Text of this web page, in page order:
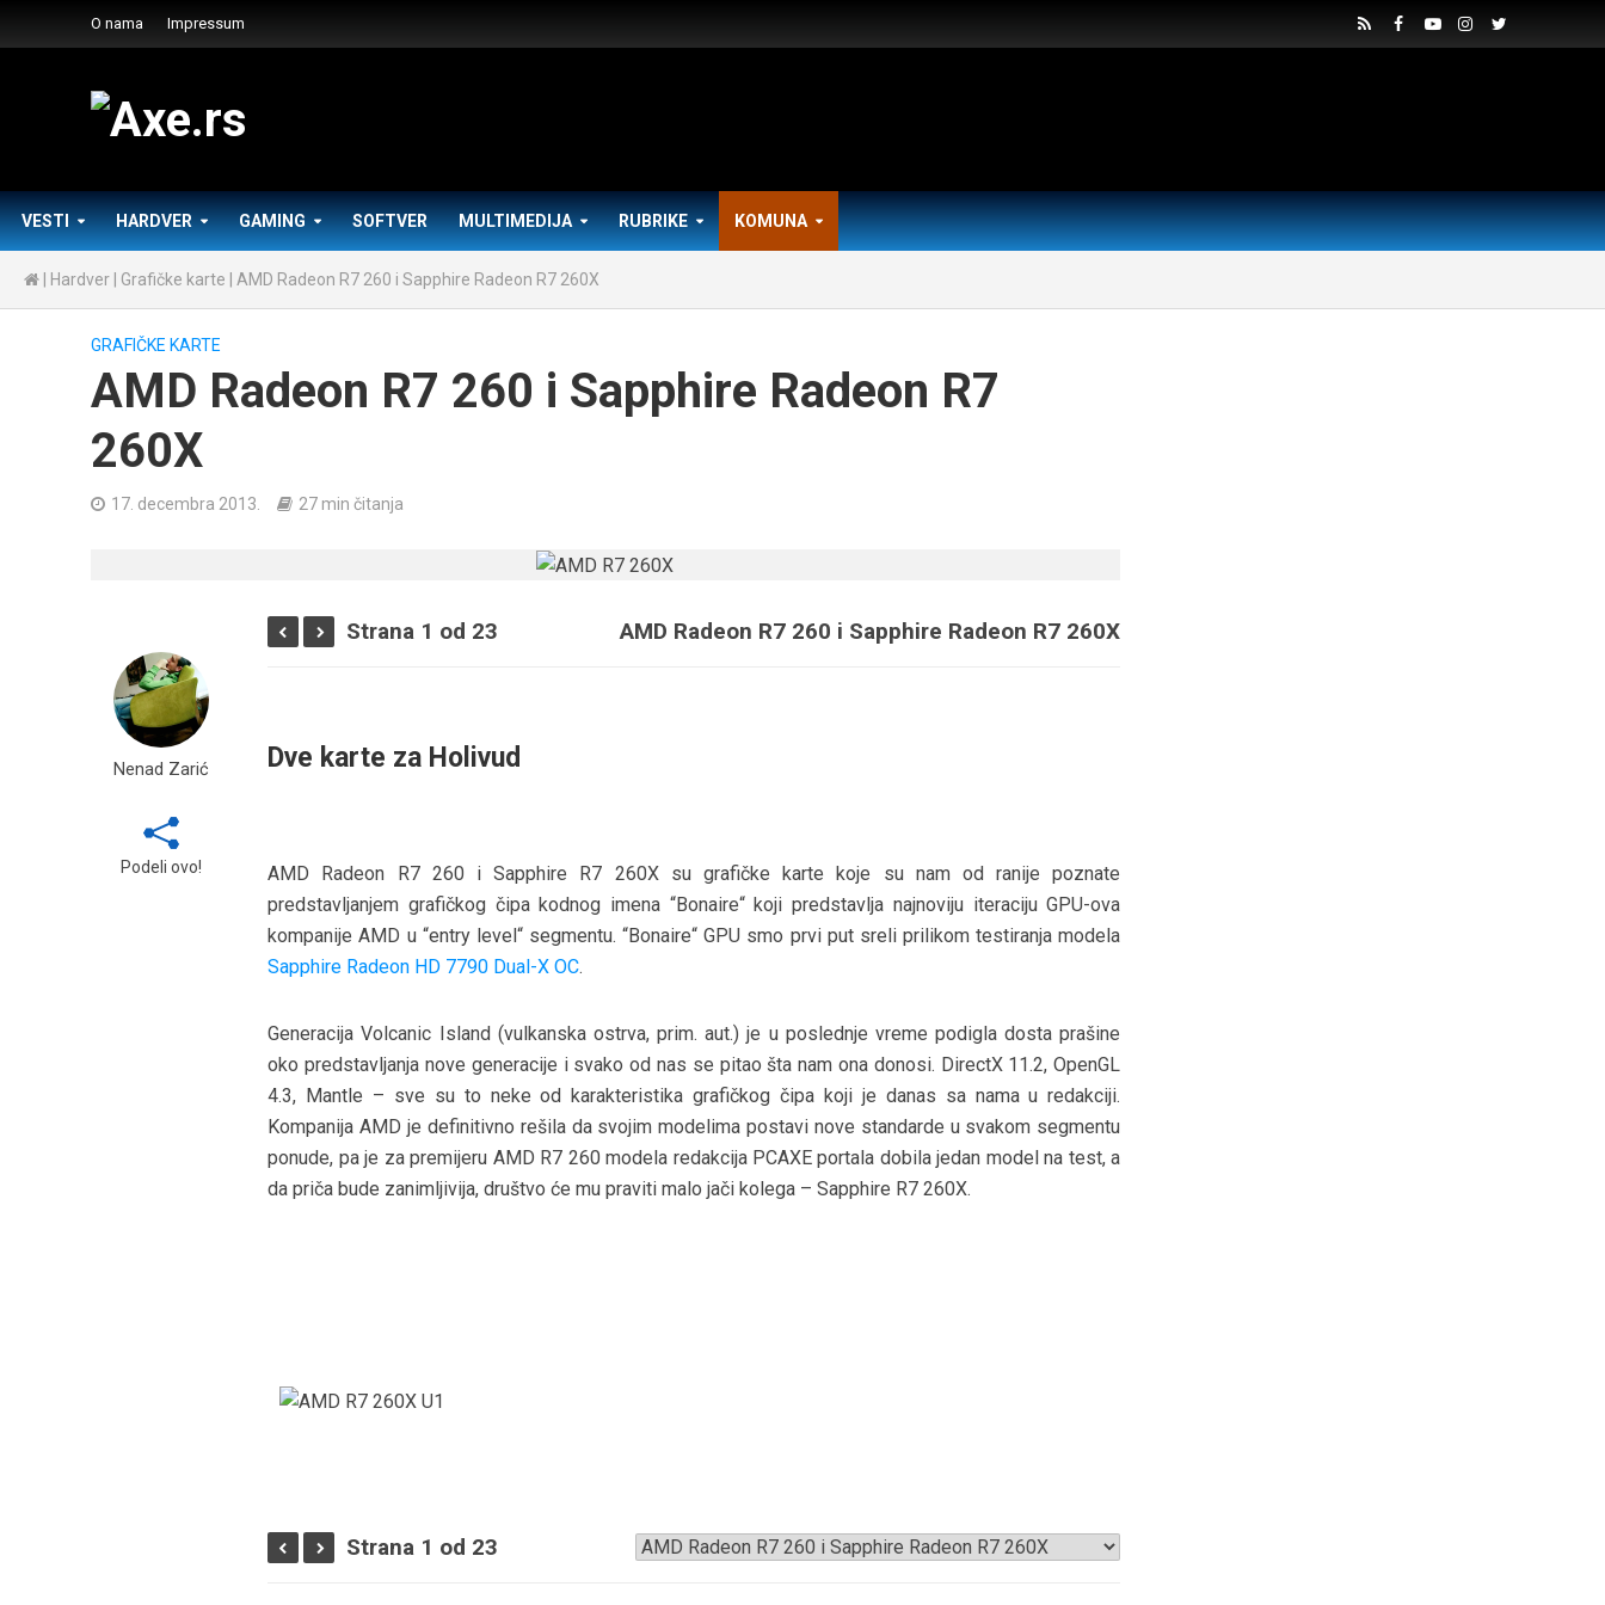
O nama Impressum
VESTI HARDVER GAMING SOFTVER MULTIMEDIJA RUBRIKE KOMUNA
Hardver Grafičke karte AMD Radeon R7 260 i Sapphire Radeon R7 260X
GRAFIČKE KARTE
AMD Radeon R7 260 i Sapphire Radeon R7
260X
17. decembra 2013. 27 min čitanja
Nenad Zarić
Podeli ovo!
Strana 1 od 23 AMD Radeon R7 260 i Sapphire Radeon R7 260X
Dve karte za Holivud
AMD Radeon R7 260 i Sapphire R7 260X su grafičke karte koje su nam od ranije poznate
predstavljanjem grafičkog čipa kodnog imena “Bonaire“ koji predstavlja najnoviju iteraciju GPU-ova
kompanije AMD u “entry level“ segmentu. “Bonaire“ GPU smo prvi put sreli prilikom testiranja modela
Sapphire Radeon HD 7790 Dual-X OC.
Generacija Volcanic Island (vulkanska ostrva, prim. aut.) je u poslednje vreme podigla dosta prašine
oko predstavljanja nove generacije i svako od nas se pitao šta nam ona donosi. DirectX 11.2, OpenGL
4.3, Mantle – sve su to neke od karakteristika grafičkog čipa koji je danas sa nama u redakciji.
Kompanija AMD je definitivno rešila da svojim modelima postavi nove standarde u svakom segmentu
ponude, pa je za premijeru AMD R7 260 modela redakcija PCAXE portala dobila jedan model na test, a
da priča bude zanimljivija, društvo će mu praviti malo jači kolega – Sapphire R7 260X.
Strana 1 od 23